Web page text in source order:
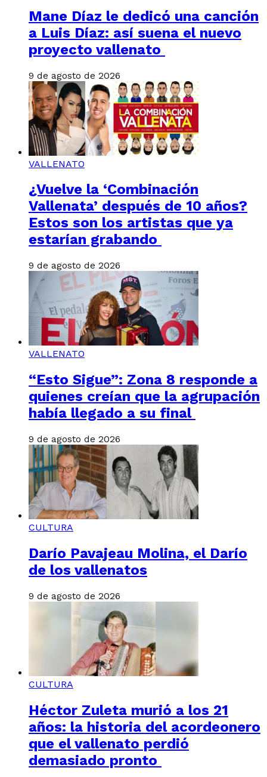
Mane Díaz le dedicó una canción
a Luis Díaz: así suena el nuevo
proyecto vallenato
9 de agosto de 2026
VALLENATO
¿Vuelve la ‘Combinación
Vallenata’ después de 10 años?
Estos son los artistas que ya
estarían grabando
9 de agosto de 2026
VALLENATO
“Esto Sigue”: Zona 8 responde a
quienes creían que la agrupación
había llegado a su final
9 de agosto de 2026
CULTURA
Darío Pavajeau Molina, el Darío
de los vallenatos
9 de agosto de 2026
CULTURA
Héctor Zuleta murió a los 21
años: la historia del acordeonero
que el vallenato perdió
demasiado pronto